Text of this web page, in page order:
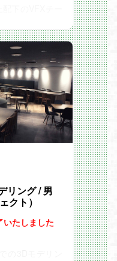
大きくなって
大きな役割や
プするチャンス
ジャーや事業
自ら切り拓いて
ひ資料をご覧
ジャーへ還元
ト改善を推進。
】
におけるデジ
ンレビューや
例集について
ルツイン・フィ
格参入。」も
く活躍している
働き方が可能で
宅勤務）可能
実績あり
戦
に対し、アー
業とともに、
る経験ができ
験
ンシューマタ
経験
約社員での提
リング / 男
クト）
いたしました